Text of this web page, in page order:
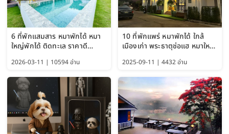
6 ที่พักแสมสาร หมาพักได้ หมา
ใหญ่พักได้ ติดทะเล ราคาดี
2026-03-11 | 10594 อ่าน
10 ที่พักแพร่ หมาพักได้ ใกล้
เมืองเก่า พระธาตุช่อแฮ หมาใหญ่
2025-09-11 | 4432 อ่าน